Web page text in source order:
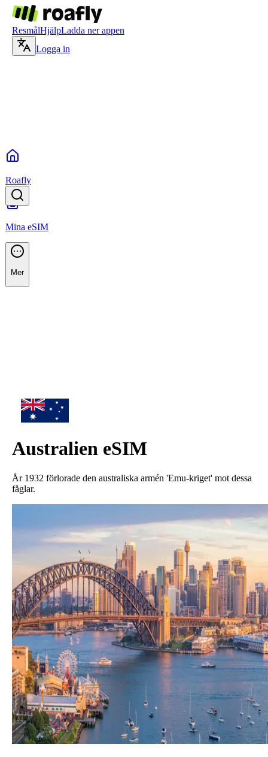
ResmålHjälpLadda ner appen
Logga in
Roafly
Mina eSIM
Mer
Australien eSIM
År 1932 förlorade den australiska armén 'Emu-kriget' mot dessa
fåglar.